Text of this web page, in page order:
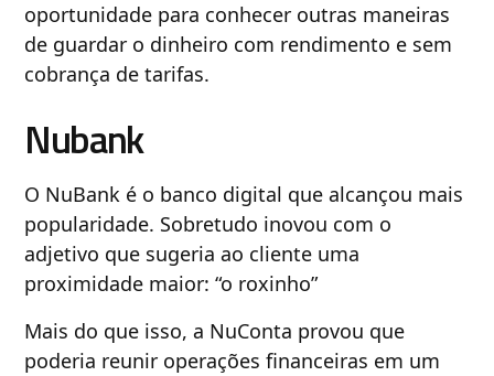
oportunidade para conhecer outras maneiras
de guardar o dinheiro com rendimento e sem
cobrança de tarifas.
Nubank
O NuBank é o banco digital que alcançou mais
popularidade. Sobretudo inovou com o
adjetivo que sugeria ao cliente uma
proximidade maior: “o roxinho”
Mais do que isso, a NuConta provou que
poderia reunir operações financeiras em um